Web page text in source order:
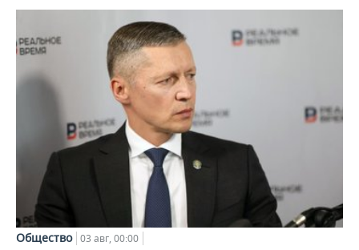
Общество 03 авг, 00:00